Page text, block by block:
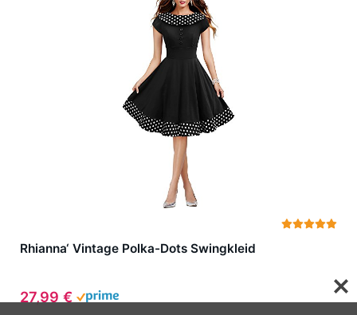
Rhianna‘ Vintage Polka-Dots Swingkleid
27,99 €